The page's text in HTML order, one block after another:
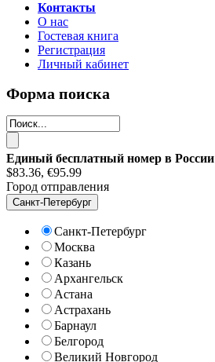
Контакты
О нас
Гостевая книга
Регистрация
Личный кабинет
Форма поиска
Единый бесплатный номер в России
$83.36, €95.99
Город отправления
Санкт-Петербург
Санкт-Петербург
Москва
Казань
Архангельск
Астана
Астрахань
Барнаул
Белгород
Великий Новгород